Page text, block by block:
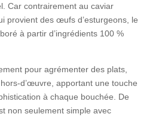
Car contrairement au caviar
provient des œufs d’esturgeons, le
à partir d’ingrédients 100 %
pour agrémenter des plats,
d’œuvre, apportant une touche
à chaque bouchée. De
non seulement simple avec